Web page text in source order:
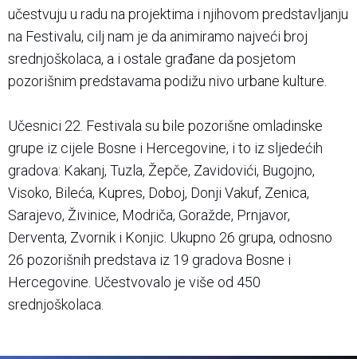
učestvuju u radu na projektima i njihovom predstavljanju
na Festivalu, cilj nam je da animiramo najveći broj
srednjoškolaca, a i ostale građane da posjetom
pozorišnim predstavama podižu nivo urbane kulture.
Učesnici 22. Festivala su bile pozorišne omladinske
grupe iz cijele Bosne i Hercegovine, i to iz sljedećih
gradova: Kakanj, Tuzla, Žepče, Zavidovići, Bugojno,
Visoko, Bileća, Kupres, Doboj, Donji Vakuf, Zenica,
Sarajevo, Živinice, Modriča, Goražde, Prnjavor,
Derventa, Zvornik i Konjic. Ukupno 26 grupa, odnosno
26 pozorišnih predstava iz 19 gradova Bosne i
Hercegovine. Učestvovalo je više od 450
srednjoškolaca.